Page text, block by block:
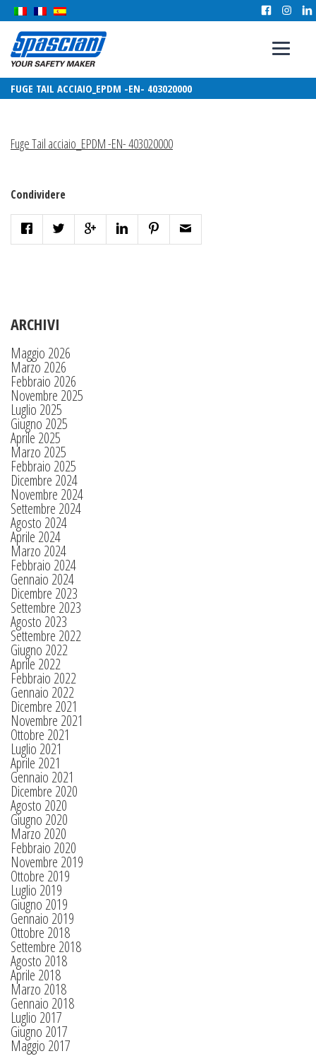
FUGE TAIL ACCIAIO_EPDM -EN- 403020000
Fuge Tail acciaio_EPDM -EN- 403020000
Condividere
ARCHIVI
Maggio 2026
Marzo 2026
Febbraio 2026
Novembre 2025
Luglio 2025
Giugno 2025
Aprile 2025
Marzo 2025
Febbraio 2025
Dicembre 2024
Novembre 2024
Settembre 2024
Agosto 2024
Aprile 2024
Marzo 2024
Febbraio 2024
Gennaio 2024
Dicembre 2023
Settembre 2023
Agosto 2023
Settembre 2022
Giugno 2022
Aprile 2022
Febbraio 2022
Gennaio 2022
Dicembre 2021
Novembre 2021
Ottobre 2021
Luglio 2021
Aprile 2021
Gennaio 2021
Dicembre 2020
Agosto 2020
Giugno 2020
Marzo 2020
Febbraio 2020
Novembre 2019
Ottobre 2019
Luglio 2019
Giugno 2019
Gennaio 2019
Ottobre 2018
Settembre 2018
Agosto 2018
Aprile 2018
Marzo 2018
Gennaio 2018
Luglio 2017
Giugno 2017
Maggio 2017